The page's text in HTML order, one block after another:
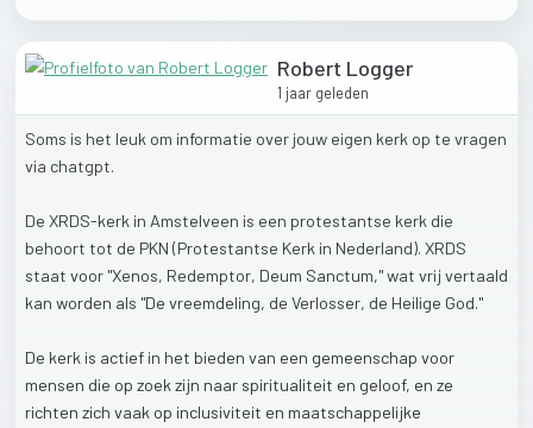
Robert Logger
1 jaar geleden
Soms is het leuk om informatie over jouw eigen kerk op te vragen
via chatgpt.
De XRDS-kerk in Amstelveen is een protestantse kerk die
behoort tot de PKN (Protestantse Kerk in Nederland). XRDS
staat voor "Xenos, Redemptor, Deum Sanctum,"wat vrij vertaald
kan worden als "De vreemdeling, de Verlosser, de Heilige God."
De kerk is actief in het bieden van een gemeenschap voor
mensen die op zoek zijn naar spiritualiteit en geloof, en ze
richten zich vaak op inclusiviteit en maatschappelijke